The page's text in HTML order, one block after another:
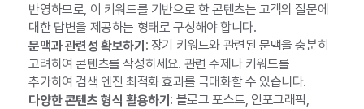
반영하므로, 이 키워드를 기반으로 한 콘텐츠는 고객의 질문에
대한 답변을 제공하는 형태로 구성해야 합니다.
문맥과 관련성 확보하기 : 장기 키워드와 관련된 문맥을 충분히
고려하여 콘텐츠를 작성하세요. 관련 주제나 키워드를
추가하여 검색 엔진 최적화 효과를 극대화할 수 있습니다.
다양한 콘텐츠 형식 활용하기 : 블로그 포스트, 인포그래픽,